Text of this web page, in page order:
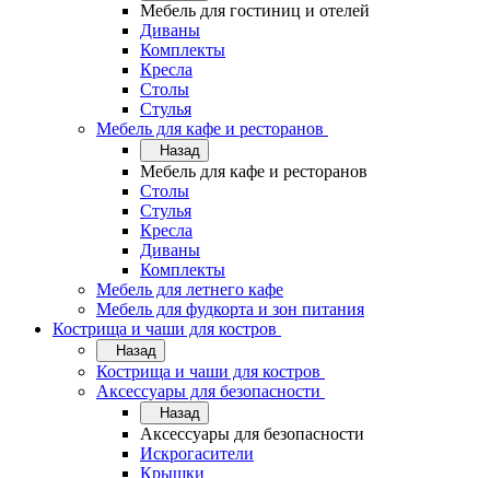
Мебель для гостиниц и отелей
Диваны
Комплекты
Кресла
Столы
Стулья
Мебель для кафе и ресторанов
Назад
Мебель для кафе и ресторанов
Столы
Стулья
Кресла
Диваны
Комплекты
Мебель для летнего кафе
Мебель для фудкорта и зон питания
Кострища и чаши для костров
Назад
Кострища и чаши для костров
Аксессуары для безопасности
Назад
Аксессуары для безопасности
Искрогасители
Крышки